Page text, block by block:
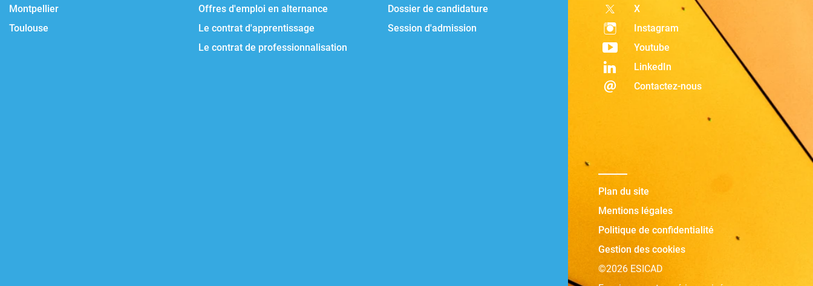
Montpellier
Toulouse
Offres d'emploi en alternance
Le contrat d'apprentissage
Le contrat de professionnalisation
Dossier de candidature
Session d'admission
X
Instagram
Youtube
LinkedIn
Contactez-nous
Plan du site
Mentions légales
Politique de confidentialité
Gestion des cookies
©2026 ESICAD